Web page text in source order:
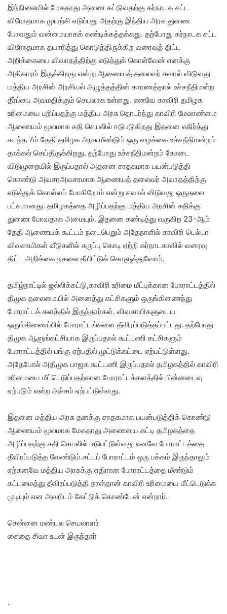
இந்நிலையில் மேகதாது அணை கட்டுவதற்கு கர்நாடக சட்ட
விரோதமாக முயற்சி எடுப்பது அதற்கு இந்திய அரசு துணை
போவதும் வன்மையாகக் கண்டிக்கத்தக்கது. தற்போது கர்நாடக சட்ட
விரோதமாக தயாரித்து கொடுத்திருக்கிற வரைவுத் திட்ட
அறிக்கையை விவாதத்திற்கு எடுத்துக் கொள்வேன் எனக்கு
அதிகாரம் இருக்கிறது என்று ஆணையத் தலைவர் சவால் விடுவது
மத்திய அரசின் அரசியல் அழுத்தத்தின் காரணத்தால் உச்சநீதிமன்ற
தீர்ப்பை அவமதிக்கும் செயலாக உள்ளது. எனவே காவிரி தமிழக
உரிமையை பறிப்பதற்கு மத்திய அரசு தொடர்ந்து காவிரி மேலாண்மை
ஆணையம் மூலமாக சதி செயலில் ஈடுபடுகிறது இதனை எதிர்த்து
கடந்த 7ம் தேதி தமிழக அரசு மீண்டும் ஒரு வழக்கை உச்சநீதிமன்றம்
தாக்கல் செய்திருக்கிறது. தற்போது உச்சநீதிமன்றம் கோடை
விடுமுறையில் இருப்பதால் அதனை சாதகமாக பயன்படுத்தி
கொண்டு அவசரஅவசரமாக ஆணையத் தலைவர் அவாதத்திற்கு
எடுத்துக் கொள்ளப் போகிறோம் என்று சவால் விடுவது ஒருதலை
பட்சமானது. தமிழகத்தை அழிப்பதற்கு மத்திய அரசின் சதிக்கு
துணை போவதாக அமையும். இதனை கண்டித்து வருகிற 23-ஆம்
தேதி ஆணையக் கூட்டம் நடைபெறும் அதேநாளில் காவிரி டெல்டா
விவசாயிகள் வீடுகளில் கருப்பு கொடி ஏற்றி கர்நாடகாவில் வரைவு
திட்ட அறிக்கை நகலை தீயிட்டுக் கொளுத்துவோம்.
தமிழ்நாட்டில் ஜல்லிக்கட்டு,காவிரி உரிமை மீட்புக்கான போராட்டத்தில்
திமுக தலைமையில் அனைத்து கட்சிகளும் ஒருங்கிணைந்து
போராட்டக் களத்தில் இருந்தார்கள். விவசாயிகளுடைய
ஒருங்கிணைப்பில் போராட்டங்களை தீவிரப்படுத்தப்பட்டது. தற்போது
திமுக ஆளுங்கட்சியாக இருப்பதால் கூட்டணி கட்சிகளும்
போராட்டத்தில் பங்கு ஏற்பதில் முட்டுக்கட்டை ஏற்பட்டுள்ளது.
அதேபோல் அதிமுக பாஜக கூட்டணி இருப்பதால் தமிழகத்தில் காவிரி
உரிமையை மீட்டெடுப்பதற்கான போராட்டக்களத்தில் பின்னடைவு
ஏற்படும் என்ற அச்சம் ஏற்பட்டுள்ளது.
இதனை மத்திய அரசு தனக்கு சாதகமாக பயன்படுத்திக் கொண்டு
ஆணையம் மூலமாக மேகதாது அணையை கட்டி தமிழகத்தை
அழிப்பதற்கு சதி செயலில் ஈடுபட்டுள்ளது எனவே போராட்டத்தை
தீவிரப்படுத்த வேண்டும்.சட்டப் போராட்டம் ஒரு பக்கம் இருந்தாலும்
ஏற்கனவே மத்திய அரசுக்கு எதிரான போராட்டத்தை மீண்டும்
கட்டமைத்து தீவிரப்படுத்தி நாள்தான் காவிரி உரிமையை மீட்டெடுக்க
முடியும் என அவரிடம் கேட்டுக் கொண்டேன் என்றார்.
சென்னை மண்டல செயலாளர்
சைதை சிவா உடன் இருந்தார்
.